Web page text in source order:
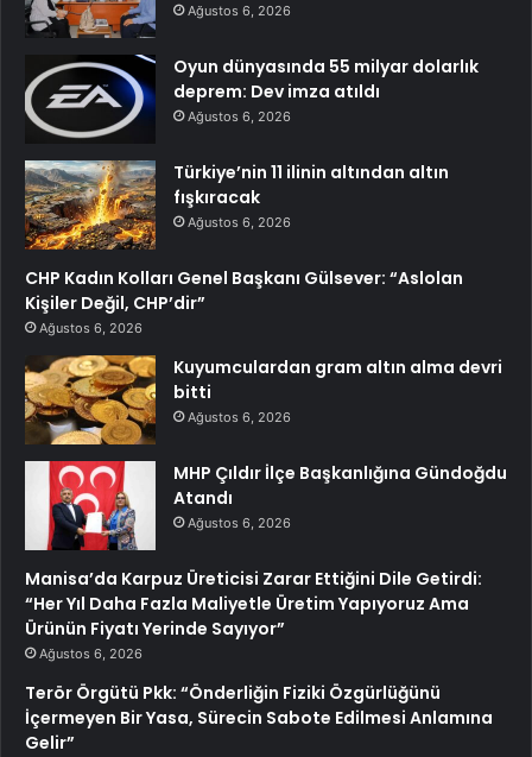
Ağustos 6, 2026
Oyun dünyasında 55 milyar dolarlık
deprem: Dev imza atıldı
Ağustos 6, 2026
Türkiye’nin 11 ilinin altından altın
fışkıracak
Ağustos 6, 2026
CHP Kadın Kolları Genel Başkanı Gülsever: “Aslolan
Kişiler Değil, CHP’dir”
Ağustos 6, 2026
Kuyumculardan gram altın alma devri
bitti
Ağustos 6, 2026
MHP Çıldır İlçe Başkanlığına Gündoğdu
Atandı
Ağustos 6, 2026
Manisa’da Karpuz Üreticisi Zarar Ettiğini Dile Getirdi:
“Her Yıl Daha Fazla Maliyetle Üretim Yapıyoruz Ama
Ürünün Fiyatı Yerinde Sayıyor”
Ağustos 6, 2026
Terör Örgütü Pkk: “Önderliğin Fiziki Özgürlüğünü
İçermeyen Bir Yasa, Sürecin Sabote Edilmesi Anlamına
Gelir”